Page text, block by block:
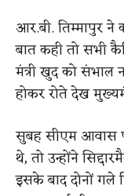
आर.बी. तिम्मापुर ने
बात कही तो सभी
मंत्री खुद को संभाल
होकर रोते देख
सुबह सीएम आवास
थे, तो उन्होंने
इसके बाद दोनों गले